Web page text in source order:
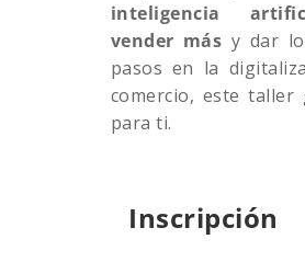
inteligencia
vender más y dar
pasos en la
comercio, este taller
para ti.
Inscripción